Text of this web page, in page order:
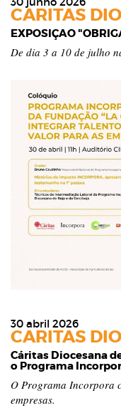
CARITAS
EXPOSIÇÃO
De dia 3 a 10 de julho
30 abril 2026
CARITAS
Cáritas Diocesana
o Programa
O Programa Incorpora
empresas.